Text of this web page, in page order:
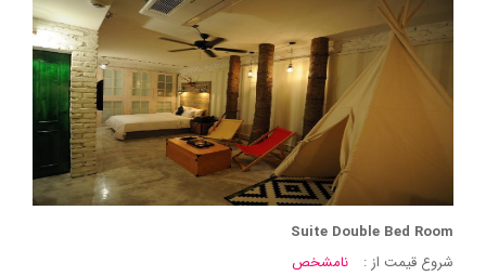
Suite Double Bed Room
شروع قیمت از :
نامشخص